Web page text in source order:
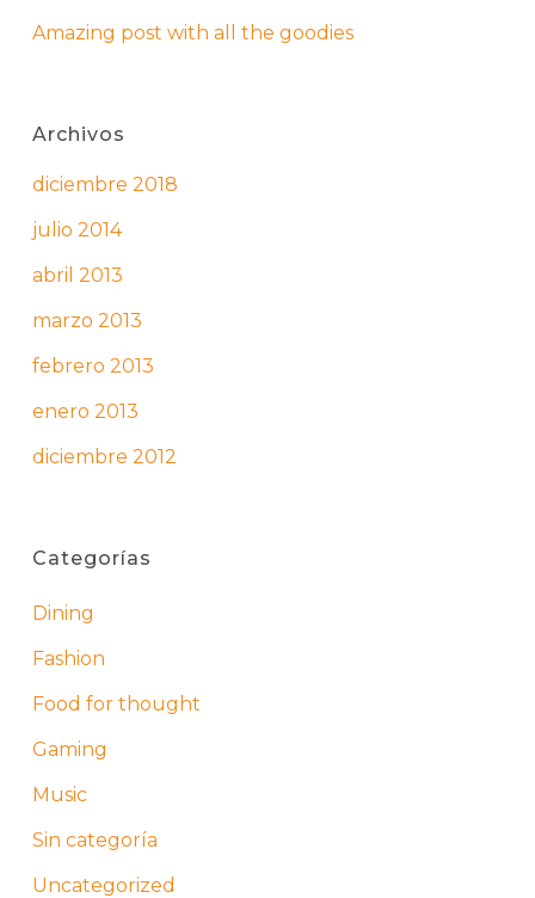
Amazing post with all the goodies
Archivos
diciembre 2018
julio 2014
abril 2013
marzo 2013
febrero 2013
enero 2013
diciembre 2012
Categorías
Dining
Fashion
Food for thought
Gaming
Music
Sin categoría
Uncategorized